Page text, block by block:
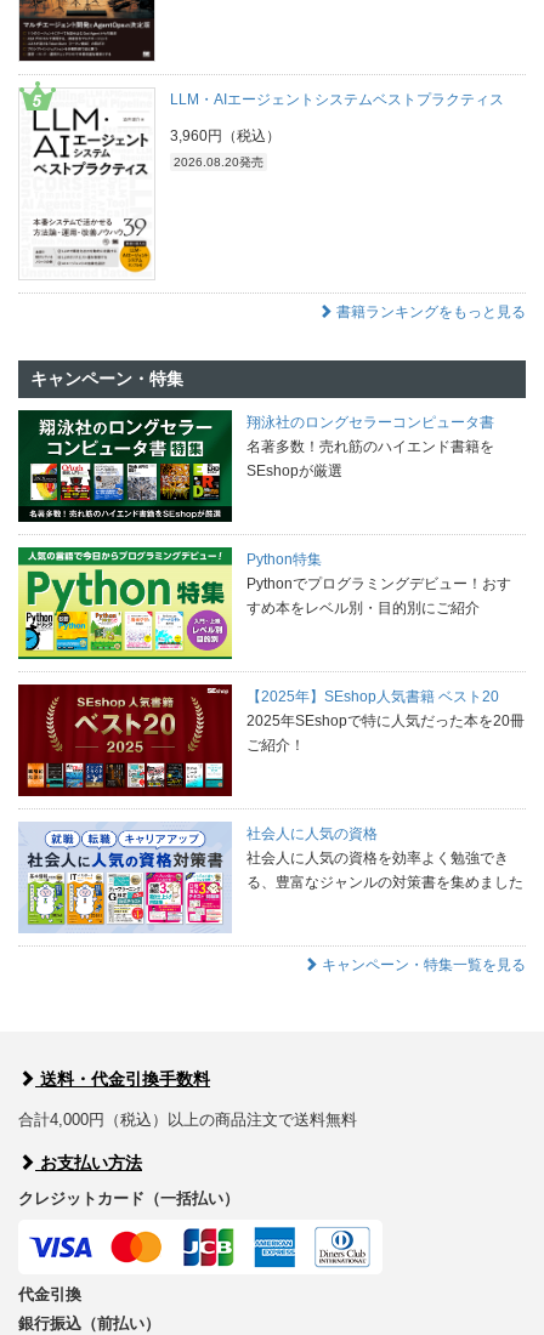
LLM・AIエージェントシステムベストプラクティス
3,960円（税込）
2026.08.20発売
書籍ランキングをもっと見る
キャンペーン・特集
翔泳社のロングセラーコンピュータ書
名著多数！売れ筋のハイエンド書籍を
SEshopが厳選
Python特集
Pythonでプログラミングデビュー！おす
すめ本をレベル別・目的別にご紹介
【2025年】SEshop人気書籍 ベスト20
2025年SEshopで特に人気だった本を20冊
ご紹介！
社会人に人気の資格
社会人に人気の資格を効率よく勉強でき
る、豊富なジャンルの対策書を集めました
キャンペーン・特集一覧を見る
送料・代金引換手数料
合計4,000円（税込）以上の商品注文で送料無料
お支払い方法
クレジットカード（一括払い）
代金引換
銀行振込（前払い）